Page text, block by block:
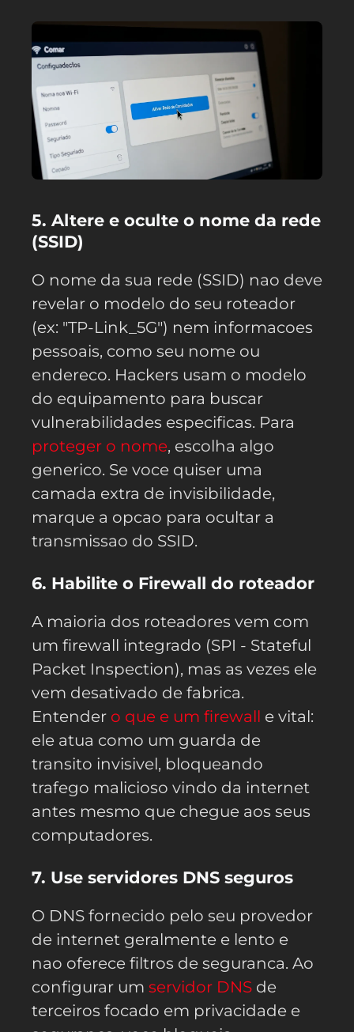
5. Altere e oculte o nome da rede
(SSID)
O nome da sua rede (SSID) nao deve
revelar o modelo do seu roteador
(ex: "TP-Link_5G") nem informacoes
pessoais, como seu nome ou
endereco. Hackers usam o modelo
do equipamento para buscar
vulnerabilidades especificas. Para
proteger o nome, escolha algo
generico. Se voce quiser uma
camada extra de invisibilidade,
marque a opcao para ocultar a
transmissao do SSID.
6. Habilite o Firewall do roteador
A maioria dos roteadores vem com
um firewall integrado (SPI - Stateful
Packet Inspection), mas as vezes ele
vem desativado de fabrica.
Entender o que e um firewall e vital:
ele atua como um guarda de
transito invisivel, bloqueando
trafego malicioso vindo da internet
antes mesmo que chegue aos seus
computadores.
7. Use servidores DNS seguros
O DNS fornecido pelo seu provedor
de internet geralmente e lento e
nao oferece filtros de seguranca. Ao
configurar um servidor DNS de
terceiros focado em privacidade e